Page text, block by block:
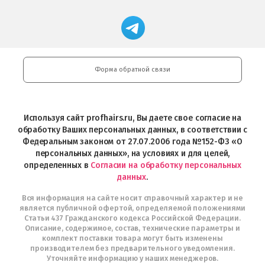
Professional
загрузить
Play
Магазин
профессиональной
Professional
и
Интернет-
Telegram
Форма обратной связи
Используя сайт profhairs.ru, Вы даете свое согласие на
обработку Ваших персональных данных, в соответствии с
Федеральным законом от 27.07.2006 года №152-ФЗ «О
персональных данных», на условиях и для целей,
определенных в Согласии на обработку персональных
данных.
Вся информация на сайте носит справочный характер и не
является публичной офертой, определяемой положениями
Статьи 437 Гражданского кодекса Российской Федерации.
Описание, содержимое, состав, технические параметры и
комплект поставки товара могут быть изменены
производителем без предварительного уведомления.
Уточняйте информацию у наших менеджеров.